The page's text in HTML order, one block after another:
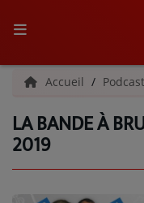
ACCUEIL
RADIO
L'ÉQUIPE
Accueil
LA BANDE À
2019